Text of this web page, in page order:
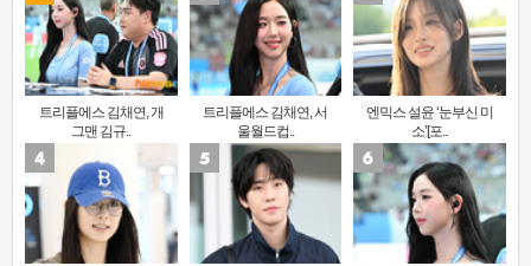
트리플에스 김채연, 개
그맨 김규..
트리플에스 김채연, 서
울월드컵..
엔믹스 설윤 ‘눈부신 미
소’[포..